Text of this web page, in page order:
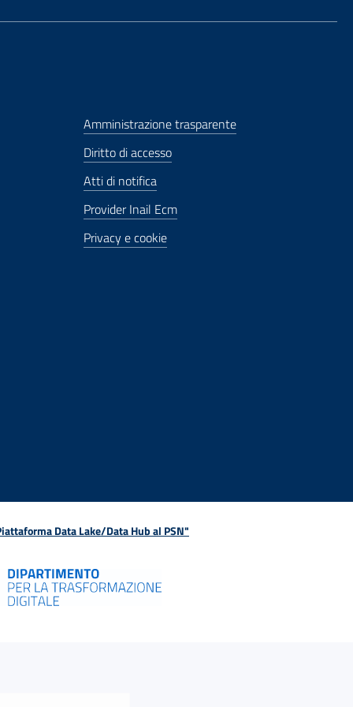
Amministrazione trasparente
Diritto di accesso
Atti di notifica
Provider Inail Ecm
Privacy e cookie
Data Lake/Data Hub al PSN"